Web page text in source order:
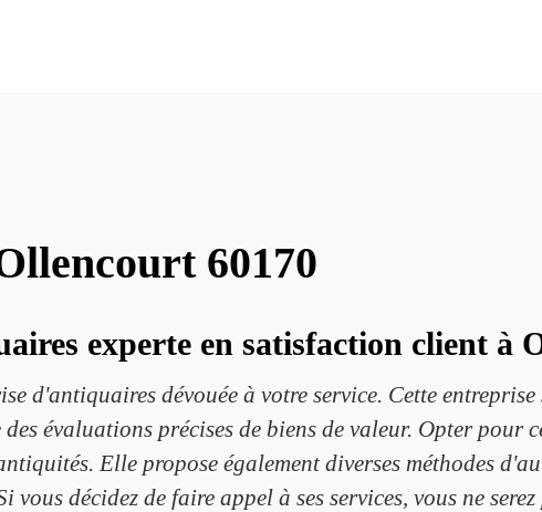
60170
experte en satisfaction client à
d'antiquaires dévouée à votre service. Cette entreprise
évaluations précises de biens de valeur. Opter pour
Elle propose également diverses méthodes
décidez de faire appel à ses services, vous ne